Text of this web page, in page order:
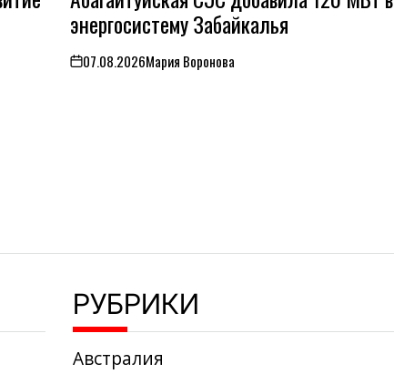
энергосистему Забайкалья
on07.08.2026Мария Воронова
РУБРИКИ
Австралия